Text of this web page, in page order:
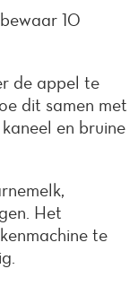
10
de appel te
dit samen met
en bruine
Het
te